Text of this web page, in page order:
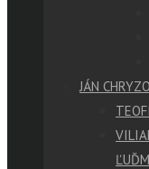
JÁN